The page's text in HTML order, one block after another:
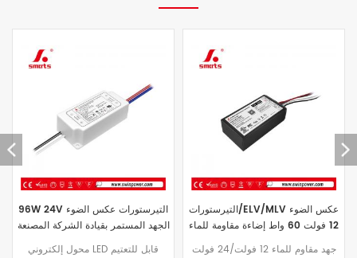
التيرستورات/ELV/MLV عكس الضوء
12 فولت 60 واط إضاءة مقاومة للماء
جهد مقاوم للماء 12 فولت/24 فولت
الجهد المستمر للماء بقيادة سائق
24V التيرستورات عكس الضوء أدى
يأتي برنامج التشغيل LED القابل